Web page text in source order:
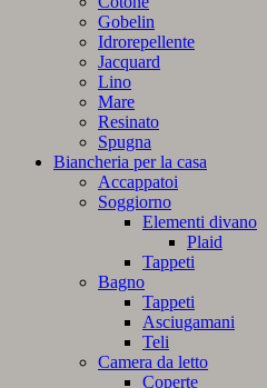
Gobelin
Idrorepellente
Jacquard
Lino
Mare
Resinato
Spugna
Biancheria per la casa
Accappatoi
Soggiorno
Elementi divano
Plaid
Tappeti
Bagno
Tappeti
Asciugamani
Teli
Camera da letto
Coperte